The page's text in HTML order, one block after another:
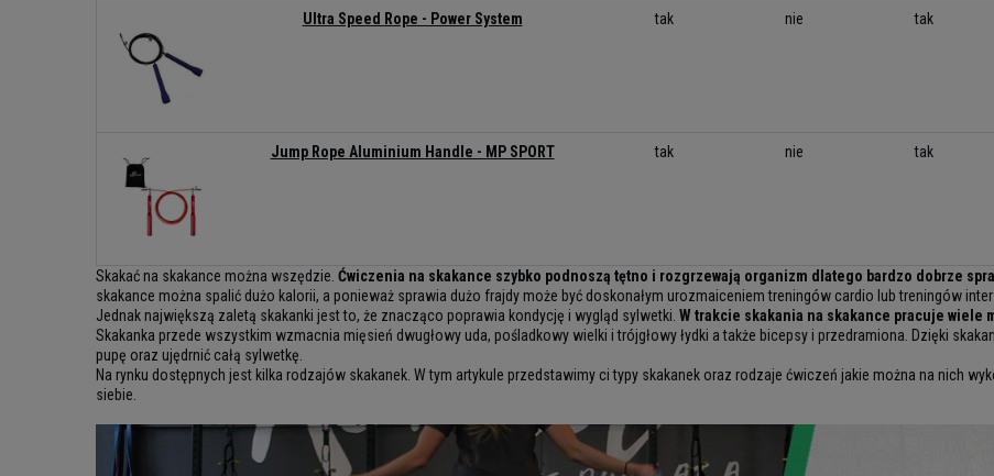
Ultra Speed Rope - Power System tak nie tak
Jump Rope Aluminium Handle - MP SPORT tak nie tak
Skakać na skakance można wszędzie. Ćwiczenia na skakance szybko podnoszą tętno i rozgrzewają organizm dlatego bardzo dobrze
skakance można spalić dużo kalorii, a ponieważ sprawia dużo frajdy może być doskonałym urozmaiceniem treningów cardio lub treningów
Jednak największą zaletą skakanki jest to, że znacząco poprawia kondycję i wygląd sylwetki. W trakcie skakania na skakance pracuje wiele
Skakanka przede wszystkim wzmacnia mięsień dwugłowy uda, pośladkowy wielki i trójgłowy łydki a także bicepsy i przedramiona. Dzięki
pupę oraz ujędrnić całą sylwetkę.
Na rynku dostępnych jest kilka rodzajów skakanek. W tym artykule przedstawimy ci typy skakanek oraz rodzaje ćwiczeń jakie można na nich
siebie.